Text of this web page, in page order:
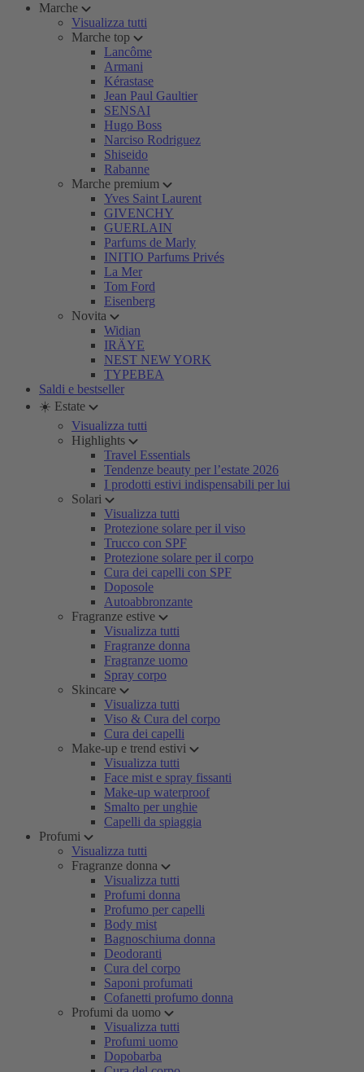
Marche
Visualizza tutti
Marche top
Lancôme
Armani
Kérastase
Jean Paul Gaultier
SENSAI
Hugo Boss
Narciso Rodriguez
Shiseido
Rabanne
Marche premium
Yves Saint Laurent
GIVENCHY
GUERLAIN
Parfums de Marly
INITIO Parfums Privés
La Mer
Tom Ford
Eisenberg
Novita
Widian
IRÄYE
NEST NEW YORK
TYPEBEA
Saldi e bestseller
☀️ Estate
Visualizza tutti
Highlights
Travel Essentials
Tendenze beauty per l’estate 2026
I prodotti estivi indispensabili per lui
Solari
Visualizza tutti
Protezione solare per il viso
Trucco con SPF
Protezione solare per il corpo
Cura dei capelli con SPF
Doposole
Autoabbronzante
Fragranze estive
Visualizza tutti
Fragranze donna
Fragranze uomo
Spray corpo
Skincare
Visualizza tutti
Viso & Cura del corpo
Cura dei capelli
Make-up e trend estivi
Visualizza tutti
Face mist e spray fissanti
Make-up waterproof
Smalto per unghie
Capelli da spiaggia
Profumi
Visualizza tutti
Fragranze donna
Visualizza tutti
Profumi donna
Profumo per capelli
Body mist
Bagnoschiuma donna
Deodoranti
Cura del corpo
Saponi profumati
Cofanetti profumo donna
Profumi da uomo
Visualizza tutti
Profumi uomo
Dopobarba